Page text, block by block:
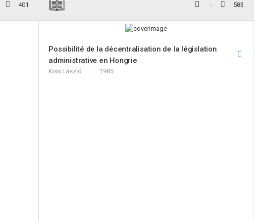
401 583
Possibilité de la décentralisation de la législation
administrative en Hongrie
Kiss László 1985